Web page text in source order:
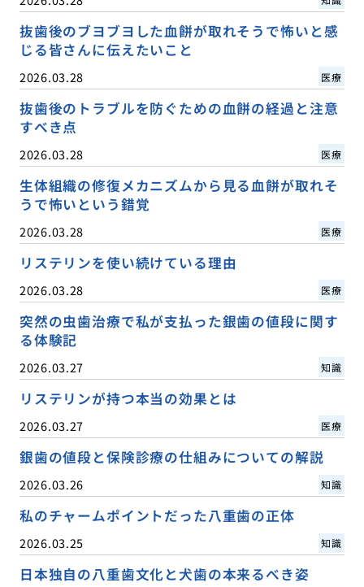
抜歯後のブヨブヨした血餅が取れそうで怖いと感
じる皆さんに伝えたいこと
2026.03.28 医療
抜歯後のトラブルを防ぐための血餅の経過と注意
すべき点
2026.03.28 医療
生体組織の修復メカニズムから見る血餅が取れそ
うで怖いという錯覚
2026.03.28 医療
リステリンを使い続けている理由
2026.03.28 医療
突然の虫歯治療で私が支払った銀歯の値段に関す
る体験記
2026.03.27 知識
リステリンが持つ本当の効果とは
2026.03.27 医療
銀歯の値段と保険診療の仕組みについての解説
2026.03.26 知識
私のチャームポイントだった八重歯の正体
2026.03.25 知識
日本独自の八重歯文化と犬歯の本来るべき姿